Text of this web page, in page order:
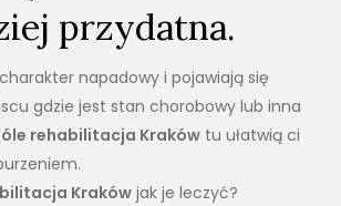
przydatna.
napadowy i pojawiają się
gdzie jest stan chorobowy lub inna
rehabilitacja Kraków tu ułatwią ci
Krakówjak je leczyć?